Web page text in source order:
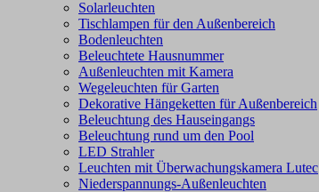
Solarleuchten
Tischlampen für den Außenbereich
Bodenleuchten
Beleuchtete Hausnummer
Außenleuchten mit Kamera
Wegeleuchten für Garten
Dekorative Hängeketten für Außenbereich
Beleuchtung des Hauseingangs
Beleuchtung rund um den Pool
LED Strahler
Leuchten mit Überwachungskamera Lutec
Niederspannungs-Außenleuchten